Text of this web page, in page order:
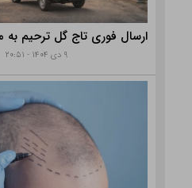
۹ دی ۱۴۰۴ - ۲۰:۵۱